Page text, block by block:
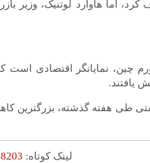
اما هاوارد لوتنیک، وزیر
هفتگی خود با اشاره به داده‌های منتشر شده در ۱۰ آوریل گفت:
لینک کوتاه: